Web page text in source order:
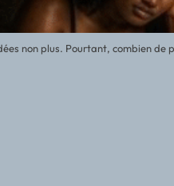
non plus. Pourtant, combien